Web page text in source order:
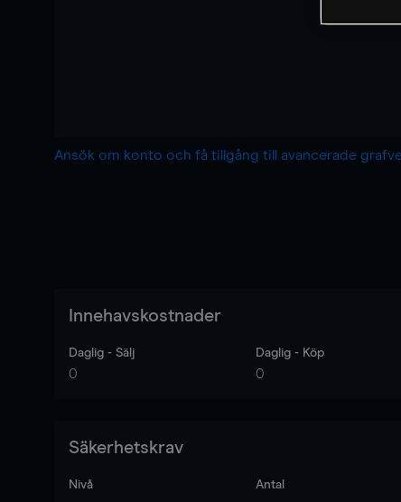
Ansök om konto och få tillgång till avancerade
Innehavskostnader
Daglig - Sälj
0
Daglig - Köp
0
Säkerhetskrav
Nivå Antal